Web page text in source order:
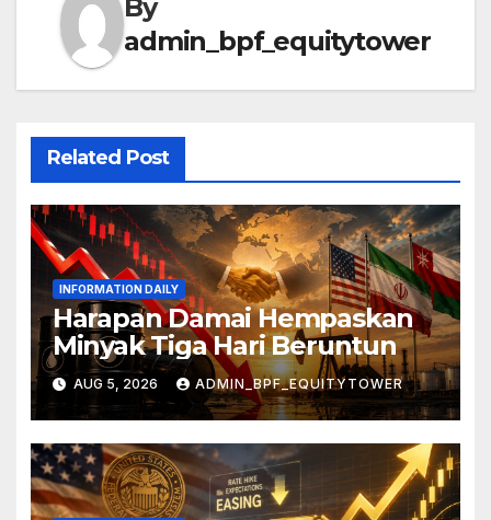
By
admin_bpf_equitytower
Related Post
INFORMATION DAILY
Harapan Damai Hempaskan
Minyak Tiga Hari Beruntun
AUG 5, 2026 ADMIN_BPF_EQUITYTOWER